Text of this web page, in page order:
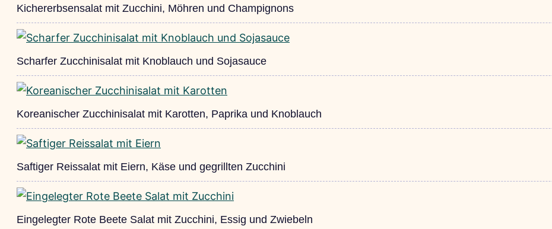
Kichererbsensalat mit Zucchini, Möhren und Champignons
Scharfer Zucchinisalat mit Knoblauch und Sojasauce
Koreanischer Zucchinisalat mit Karotten, Paprika und Knoblauch
Saftiger Reissalat mit Eiern, Käse und gegrillten Zucchini
Eingelegter Rote Beete Salat mit Zucchini, Essig und Zwiebeln